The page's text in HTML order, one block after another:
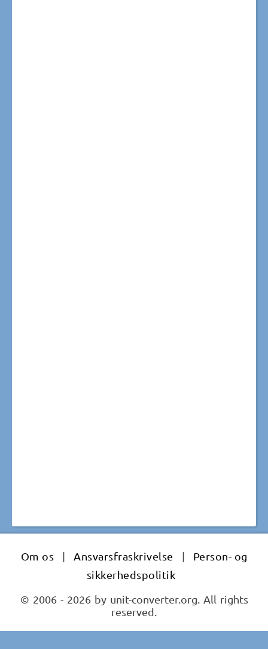
Om os | Ansvarsfraskrivelse |
Person- og
sikkerhedspolitik
© 2006 - 2026 by unit-converter.org. All rights
reserved.